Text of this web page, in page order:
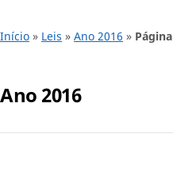
Início » Leis » Ano 2016 »
Ano 2016